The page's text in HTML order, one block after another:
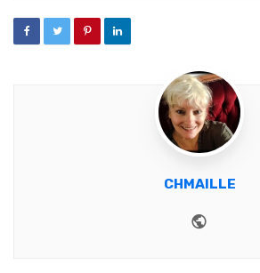
CHMAILLE